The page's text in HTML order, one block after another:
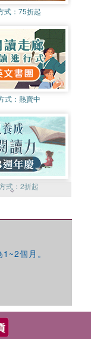
式： 75折起
式： 熱賣中
式：2折起
個月。